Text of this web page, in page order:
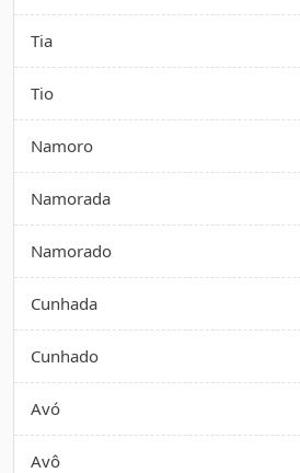
Tia
Tio
Namoro
Namorada
Namorado
Cunhada
Cunhado
Avó
Avô